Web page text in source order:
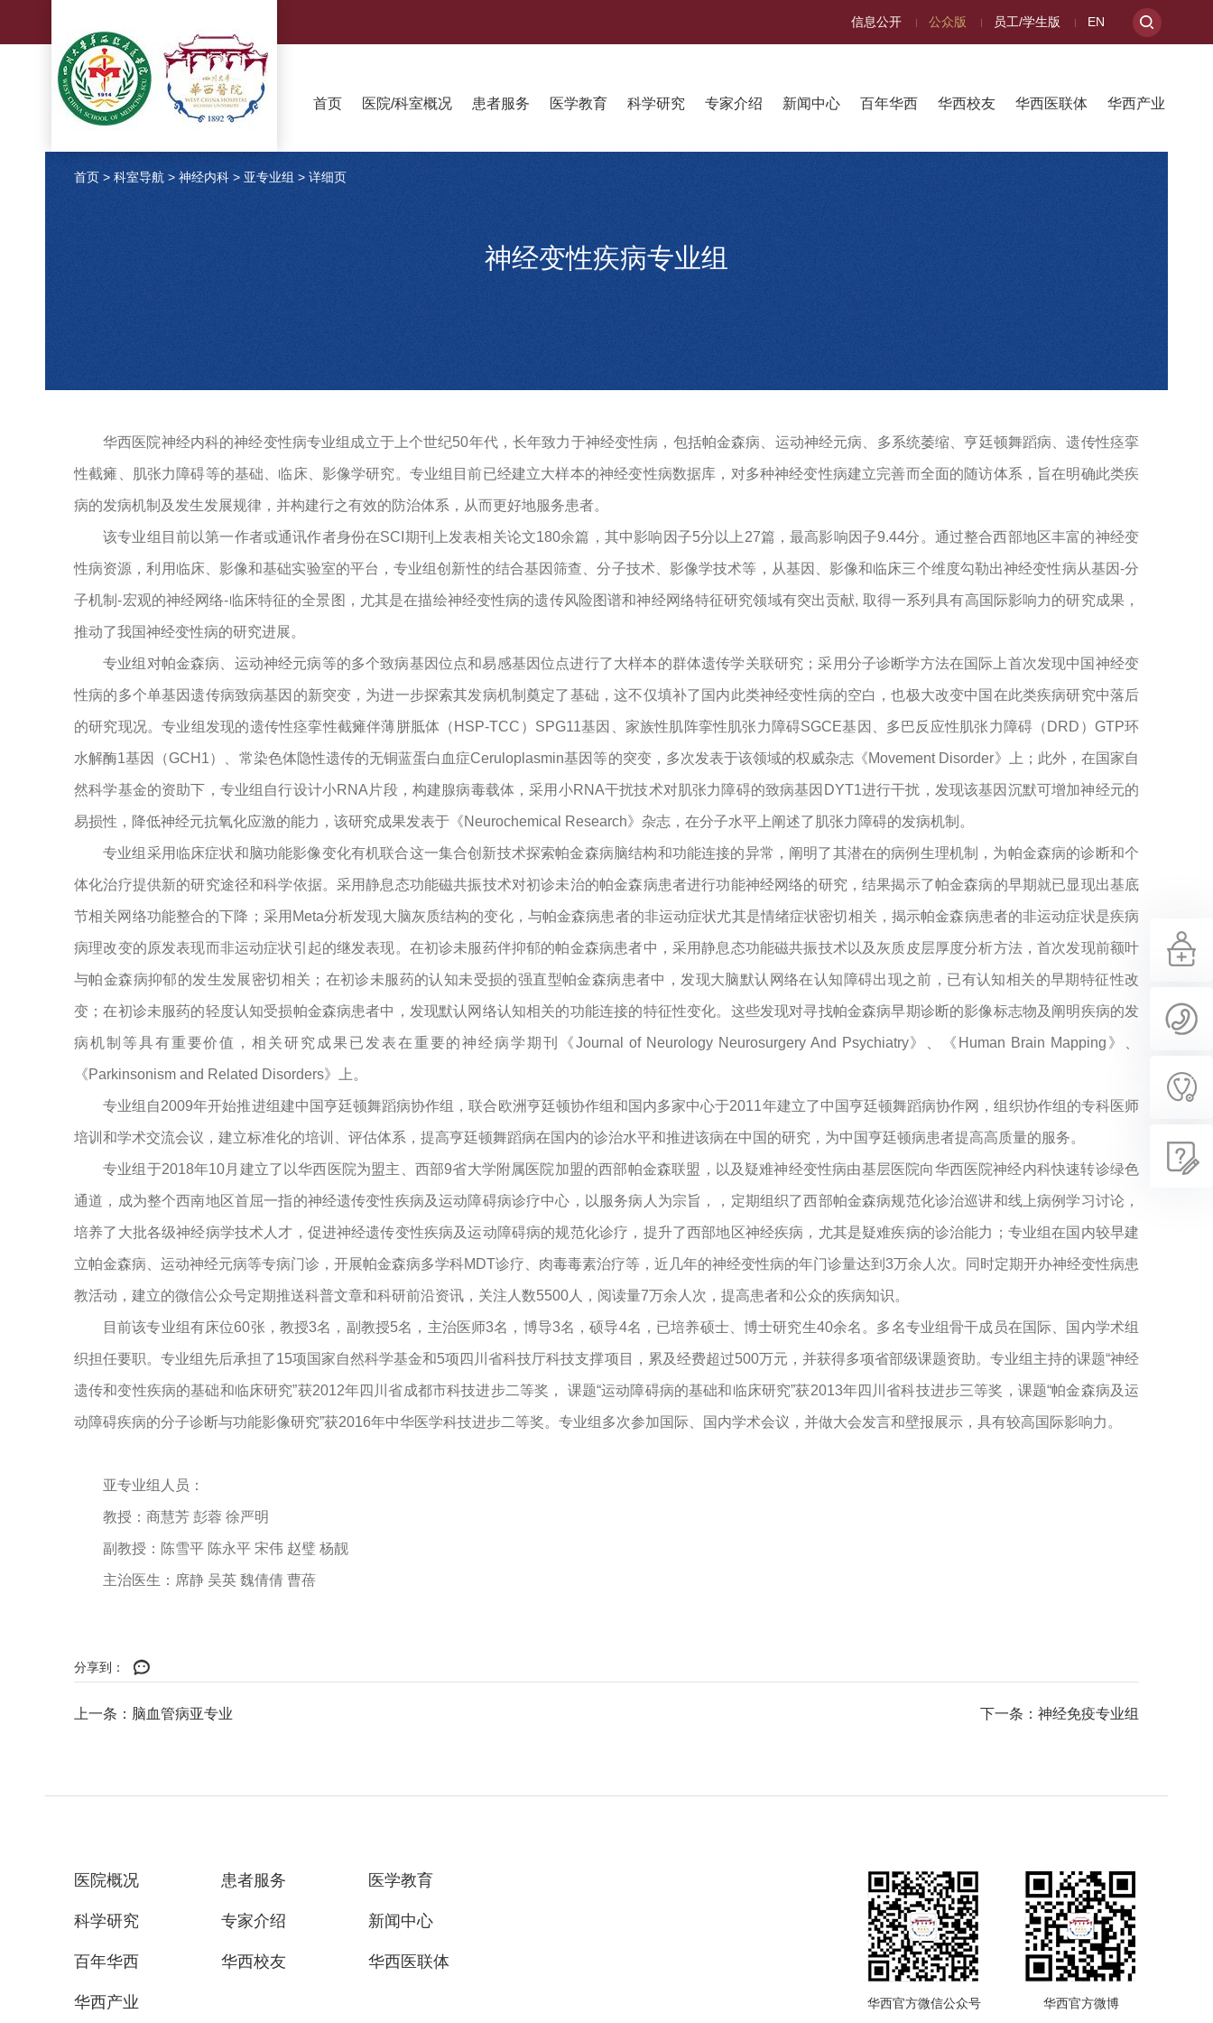
信息公开 公众版 员工/学生版 EN
首页 医院/科室概况 患者服务 医学教育 科学研究 专家介绍 新闻中心 百年华西 华西校友 华西医联体 华西产业
首页 > 科室导航 > 神经内科 > 亚专业组 > 详细页
神经变性疾病专业组
华西医院神经内科的神经变性病专业组成立于上个世纪50年代，长年致力于神经变性病，包括帕金森病、运动神经元病、多系统萎缩、亨廷顿舞蹈病、遗传性痉挛
性截瘫、肌张力障碍等的基础、临床、影像学研究。专业组目前已经建立大样本的神经变性病数据库，对多种神经变性病建立完善而全面的随访体系，旨在明确此类疾
病的发病机制及发生发展规律，并构建行之有效的防治体系，从而更好地服务患者。
该专业组目前以第一作者或通讯作者身份在SCI期刊上发表相关论文180余篇，其中影响因子5分以上27篇，最高影响因子9.44分。通过整合西部地区丰富的神经变
性病资源，利用临床、影像和基础实验室的平台，专业组创新性的结合基因筛查、分子技术、影像学技术等，从基因、影像和临床三个维度勾勒出神经变性病从基因-分
子机制-宏观的神经网络-临床特征的全景图，尤其是在描绘神经变性病的遗传风险图谱和神经网络特征研究领域有突出贡献, 取得一系列具有高国际影响力的研究成果，
推动了我国神经变性病的研究进展。
专业组对帕金森病、运动神经元病等的多个致病基因位点和易感基因位点进行了大样本的群体遗传学关联研究；采用分子诊断学方法在国际上首次发现中国神经变
性病的多个单基因遗传病致病基因的新突变，为进一步探索其发病机制奠定了基础，这不仅填补了国内此类神经变性病的空白，也极大改变中国在此类疾病研究中落后
的研究现况。专业组发现的遗传性痉挛性截瘫伴薄胼胝体（HSP-TCC）SPG11基因、家族性肌阵挛性肌张力障碍SGCE基因、多巴反应性肌张力障碍（DRD）GTP环
水解酶1基因（GCH1）、常染色体隐性遗传的无铜蓝蛋白血症Ceruloplasmin基因等的突变，多次发表于该领域的权威杂志《Movement Disorder》上；此外，在国家自
然科学基金的资助下，专业组自行设计小RNA片段，构建腺病毒载体，采用小RNA干扰技术对肌张力障碍的致病基因DYT1进行干扰，发现该基因沉默可增加神经元的
易损性，降低神经元抗氧化应激的能力，该研究成果发表于《Neurochemical Research》杂志，在分子水平上阐述了肌张力障碍的发病机制。
专业组采用临床症状和脑功能影像变化有机联合这一集合创新技术探索帕金森病脑结构和功能连接的异常，阐明了其潜在的病例生理机制，为帕金森病的诊断和个
体化治疗提供新的研究途径和科学依据。采用静息态功能磁共振技术对初诊未治的帕金森病患者进行功能神经网络的研究，结果揭示了帕金森病的早期就已显现出基底
节相关网络功能整合的下降；采用Meta分析发现大脑灰质结构的变化，与帕金森病患者的非运动症状尤其是情绪症状密切相关，揭示帕金森病患者的非运动症状是疾病
病理改变的原发表现而非运动症状引起的继发表现。在初诊未服药伴抑郁的帕金森病患者中，采用静息态功能磁共振技术以及灰质皮层厚度分析方法，首次发现前额叶
与帕金森病抑郁的发生发展密切相关；在初诊未服药的认知未受损的强直型帕金森病患者中，发现大脑默认网络在认知障碍出现之前，已有认知相关的早期特征性改
变；在初诊未服药的轻度认知受损帕金森病患者中，发现默认网络认知相关的功能连接的特征性变化。这些发现对寻找帕金森病早期诊断的影像标志物及阐明疾病的发
病机制等具有重要价值，相关研究成果已发表在重要的神经病学期刊《Journal of Neurology Neurosurgery And Psychiatry》、《Human Brain Mapping》、
《Parkinsonism and Related Disorders》上。
专业组自2009年开始推进组建中国亨廷顿舞蹈病协作组，联合欧洲亨廷顿协作组和国内多家中心于2011年建立了中国亨廷顿舞蹈病协作网，组织协作组的专科医师
培训和学术交流会议，建立标准化的培训、评估体系，提高亨廷顿舞蹈病在国内的诊治水平和推进该病在中国的研究，为中国亨廷顿病患者提高高质量的服务。
专业组于2018年10月建立了以华西医院为盟主、西部9省大学附属医院加盟的西部帕金森联盟，以及疑难神经变性病由基层医院向华西医院神经内科快速转诊绿色
通道，成为整个西南地区首屈一指的神经遗传变性疾病及运动障碍病诊疗中心，以服务病人为宗旨，，定期组织了西部帕金森病规范化诊治巡讲和线上病例学习讨论，
培养了大批各级神经病学技术人才，促进神经遗传变性疾病及运动障碍病的规范化诊疗，提升了西部地区神经疾病，尤其是疑难疾病的诊治能力；专业组在国内较早建
立帕金森病、运动神经元病等专病门诊，开展帕金森病多学科MDT诊疗、肉毒毒素治疗等，近几年的神经变性病的年门诊量达到3万余人次。同时定期开办神经变性病患
教活动，建立的微信公众号定期推送科普文章和科研前沿资讯，关注人数5500人，阅读量7万余人次，提高患者和公众的疾病知识。
目前该专业组有床位60张，教授3名，副教授5名，主治医师3名，博导3名，硕导4名，已培养硕士、博士研究生40余名。多名专业组骨干成员在国际、国内学术组
织担任要职。专业组先后承担了15项国家自然科学基金和5项四川省科技厅科技支撑项目，累及经费超过500万元，并获得多项省部级课题资助。专业组主持的课题“神经
遗传和变性疾病的基础和临床研究”获2012年四川省成都市科技进步二等奖， 课题“运动障碍病的基础和临床研究”获2013年四川省科技进步三等奖，课题“帕金森病及运
动障碍疾病的分子诊断与功能影像研究”获2016年中华医学科技进步二等奖。专业组多次参加国际、国内学术会议，并做大会发言和壁报展示，具有较高国际影响力。
亚专业组人员：
教授：商慧芳 彭蓉 徐严明
副教授：陈雪平 陈永平 宋伟 赵璧 杨靓
主治医生：席静 吴英 魏倩倩 曹蓓
分享到：
上一条：脑血管病亚专业 下一条：神经免疫专业组
医院概况 患者服务 医学教育
科学研究 专家介绍 新闻中心
百年华西 华西校友 华西医联体
华西产业 华西官方微信公众号 华西官方微博